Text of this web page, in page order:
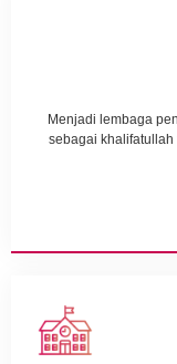
Menjadi lembaga
sebagai